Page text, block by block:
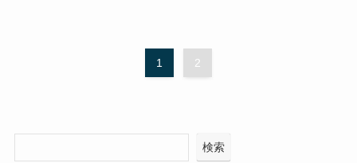
1 2
検索